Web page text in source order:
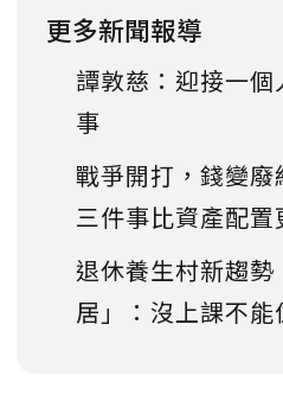
更多新聞報導
譚敦慈：迎接一
事
戰爭開打，錢變
三件事比資產配置
退休養生村新趨
居」：沒上課不